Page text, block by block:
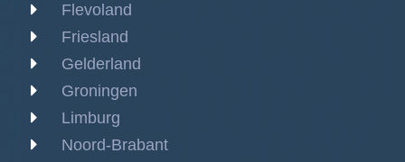
Flevoland
Friesland
Gelderland
Groningen
Limburg
Noord-Brabant